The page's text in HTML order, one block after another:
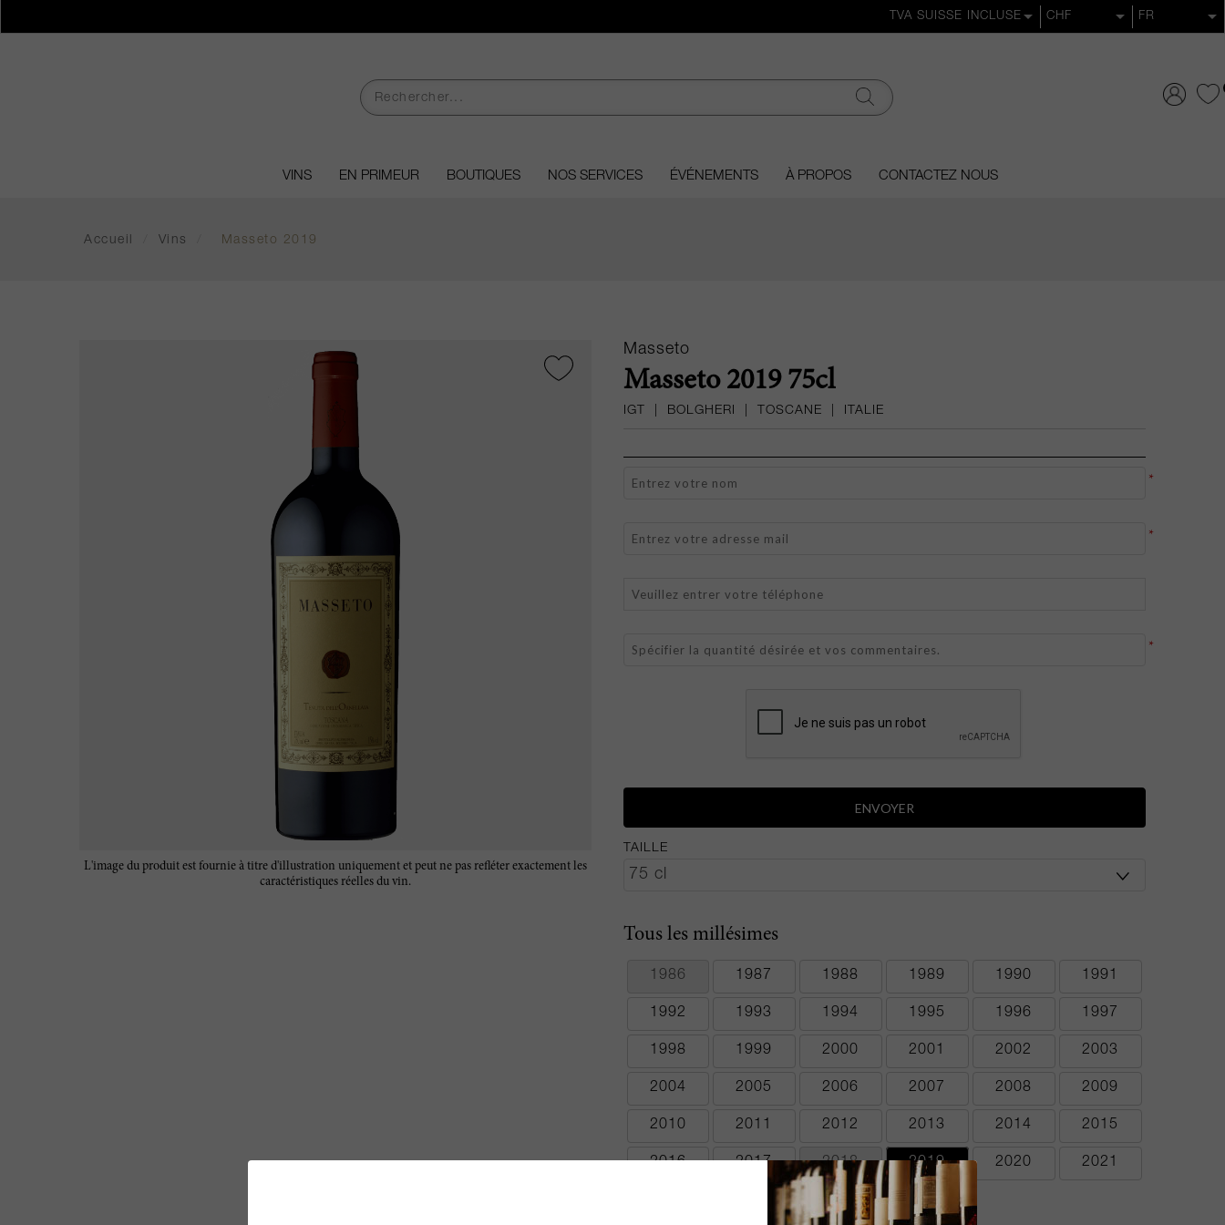
VINS EN PRIMEUR BOUTIQUES NOS SERVICES ÉVÉNEMENTS À PROPOS CONTACTEZ NOUS
Accueil Vins Masseto 2019
L'image du produit est fournie à titre d'illustration uniquement et peut ne pas refléter exactement les
caractéristiques réelles du vin.
Masseto
Masseto 2019 75cl
IGT BOLGHERI TOSCANE ITALIE
*
*
*
TAILLE
Tous les millésimes
1986 1987 1988 1989 1990 1991
1992 1993 1994 1995 1996 1997
1998 1999 2000 2001 2002 2003
2004 2005 2006 2007 2008 2009
2010 2011 2012 2013 2014 2015
2016 2017 2018 2019 2020 2021